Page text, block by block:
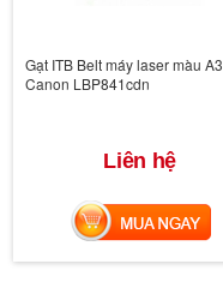
Gạt ITB Belt máy laser màu A3
Canon LBP841cdn
Liên hệ
MUA NGAY